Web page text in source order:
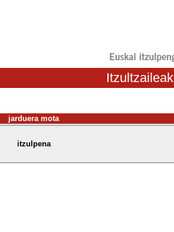
Itzultzaileak
jarduera mota
itzulpena